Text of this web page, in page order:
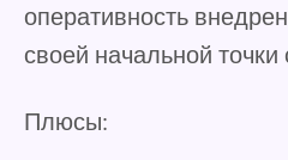
оперативность
своей начальной
Плюсы: